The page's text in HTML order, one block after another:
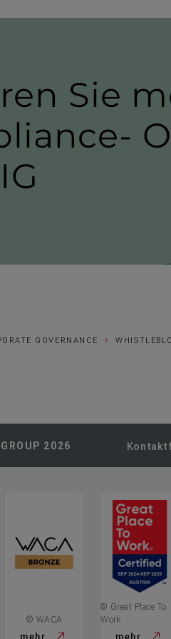
Sie
GOVERNANCE
2026
© WACA
mehr
© Great Place To
Work
mehr